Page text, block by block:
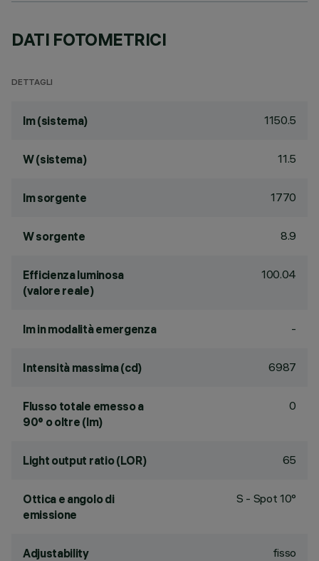
DATI FOTOMETRICI
DETTAGLI
lm (sistema) 1150.5
W (sistema) 11.5
lm sorgente 1770
W sorgente 8.9
Efficienza luminosa
(valore reale)
100.04
lm in modalità emergenza -
Intensità massima (cd) 6987
Flusso totale emesso a
90° o oltre (lm)
0
Light output ratio (LOR) 65
Ottica e angolo di
emissione
S - Spot 10°
Adjustability fisso